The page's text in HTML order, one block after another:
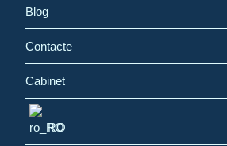
Blog
Contacte
Cabinet
RO